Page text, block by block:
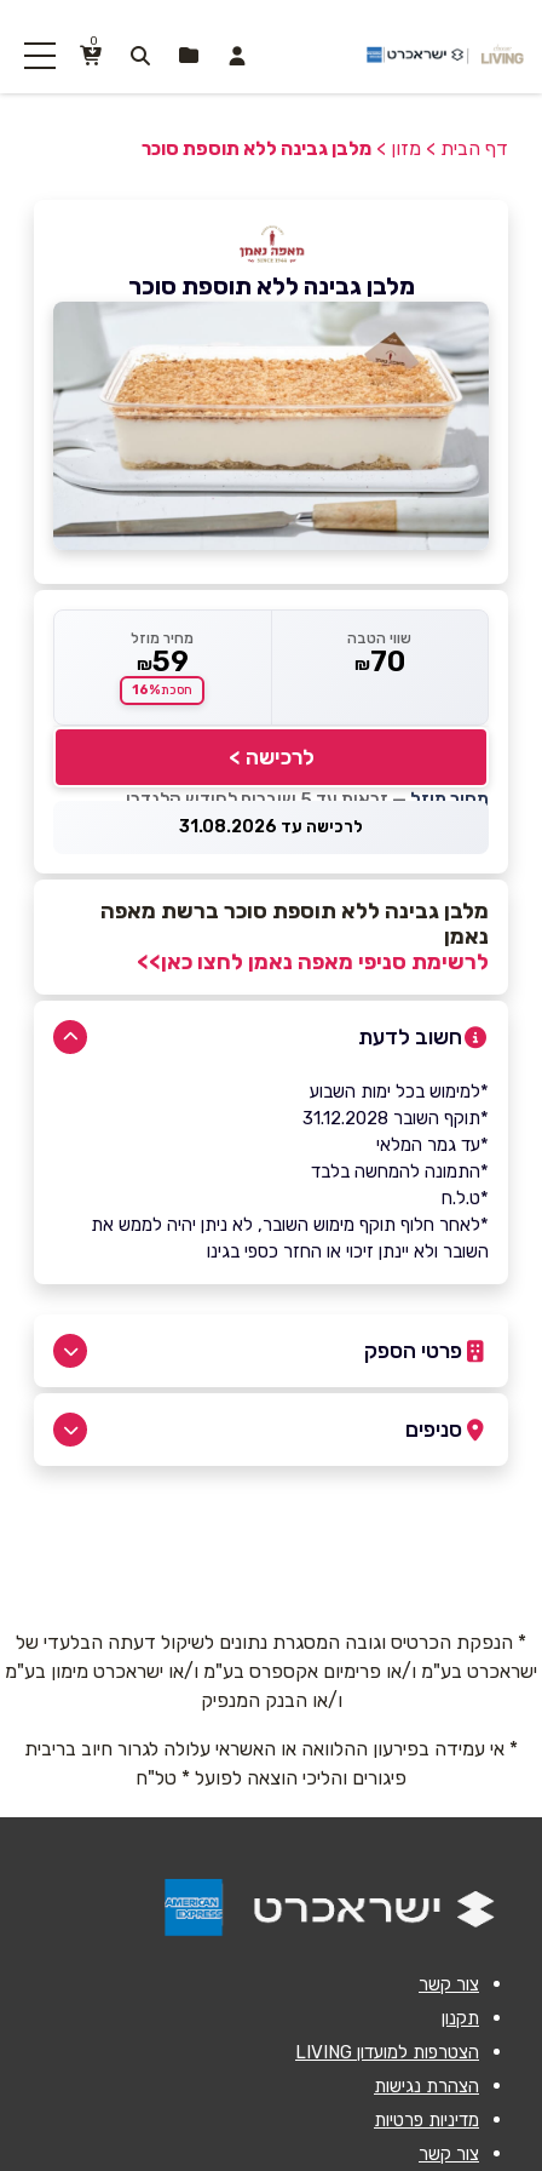
0
דף הבית > מזון > מלבן גבינה ללא תוספת סוכר
מלבן גבינה ללא תוספת סוכר
שווי הטבה
₪70
מחיר מוזל
₪59
חסכת16%
לרכישה >
מחיר מוזל — זכאות עד 5 שוברים לחודש קלנדרי
לרכישה עד 31.08.2026
מלבן גבינה ללא תוספת סוכר ברשת מאפה
נאמן
לרשימת סניפי מאפה נאמן לחצו כאן>>
חשוב לדעת
*למימוש בכל ימות השבוע
*תוקף השובר 31.12.2028
*עד גמר המלאי
*התמונה להמחשה בלבד
*ט.ל.ח
*לאחר חלוף תוקף מימוש השובר, לא ניתן יהיה לממש את
השובר ולא יינתן זיכוי או החזר כספי בגינו
פרטי הספק
אנא חזרו אלי בקשר ל...
שליחה
סניפים
שוהם
03-9793933
תחנה מרכזית ירושלים
ירושלים
האומן ירושלים האומן 30
02-6481072
* הנפקת הכרטיס וגובה המסגרת נתונים לשיקול דעתה הבלעדי של
ישראכרט בע"מ ו/או פרימיום אקספרס בע"מ ו/או ישראכרט מימון בע"מ
ו/או הבנק המנפיק
* אי עמידה בפירעון ההלוואה או האשראי עלולה לגרור חיוב בריבית
פיגורים והליכי הוצאה לפועל * טל"ח
צור קשר
תקנון
הצטרפות למועדון LIVING
הצהרת נגישות
מדיניות פרטיות
צור קשר